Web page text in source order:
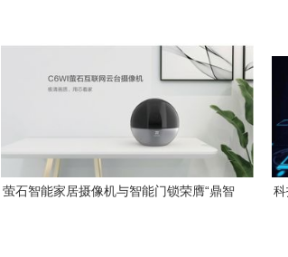
萤石智能家居摄像机与智能门锁荣膺“鼎智